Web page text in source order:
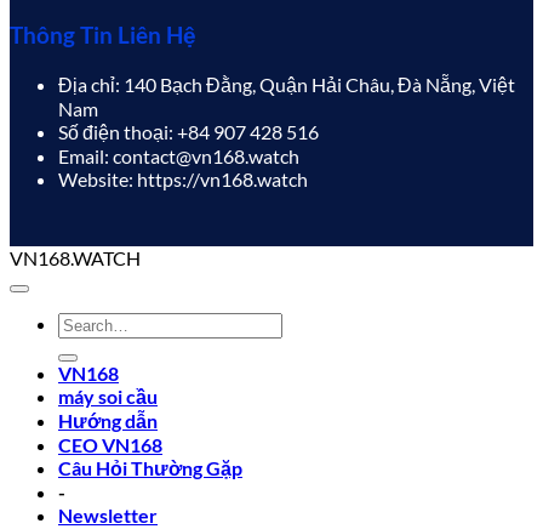
Thông Tin Liên Hệ
Địa chỉ: 140 Bạch Đằng, Quận Hải Châu, Đà Nẵng, Việt
Nam
Số điện thoại: +84 907 428 516
Email: contact@vn168.watch
Website: https://vn168.watch
VN168.WATCH
VN168
máy soi cầu
Hướng dẫn
CEO VN168
Câu Hỏi Thường Gặp
-
Newsletter